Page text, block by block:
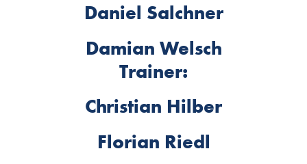
Daniel Salchner
Damian Welsch
Trainer:
Christian Hilber
Florian Riedl